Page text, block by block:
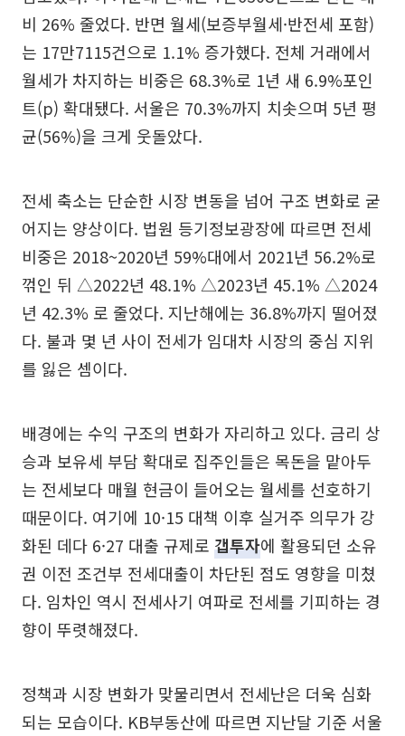
비 26% 줄었다. 반면 월세(보증부월세·반전세 포함)
는 17만7115건으로 1.1% 증가했다. 전체 거래에서
월세가 차지하는 비중은 68.3%로 1년 새 6.9%포인
트(p) 확대됐다. 서울은 70.3%까지 치솟으며 5년 평
균(56%)을 크게 웃돌았다.
전세 축소는 단순한 시장 변동을 넘어 구조 변화로 굳
어지는 양상이다. 법원 등기정보광장에 따르면 전세
비중은 2018~2020년 59%대에서 2021년 56.2%로
꺾인 뒤 △2022년 48.1% △2023년 45.1% △2024
년 42.3% 로 줄었다. 지난해에는 36.8%까지 떨어졌
다. 불과 몇 년 사이 전세가 임대차 시장의 중심 지위
를 잃은 셈이다.
배경에는 수익 구조의 변화가 자리하고 있다. 금리 상
승과 보유세 부담 확대로 집주인들은 목돈을 맡아두
는 전세보다 매월 현금이 들어오는 월세를 선호하기
때문이다. 여기에 10·15 대책 이후 실거주 의무가 강
화된 데다 6·27 대출 규제로 갭투자에 활용되던 소유
권 이전 조건부 전세대출이 차단된 점도 영향을 미쳤
다. 임차인 역시 전세사기 여파로 전세를 기피하는 경
향이 뚜렷해졌다.
정책과 시장 변화가 맞물리면서 전세난은 더욱 심화
되는 모습이다. KB부동산에 따르면 지난달 기준 서울